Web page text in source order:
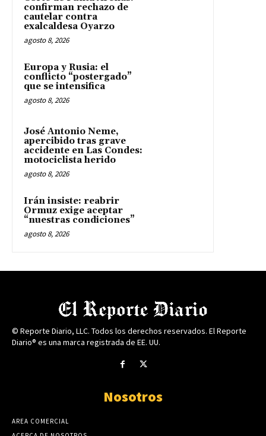
confirman rechazo de
cautelar contra
exalcaldesa Oyarzo
agosto 8, 2026
Europa y Rusia: el
conflicto “postergado”
que se intensifica
agosto 8, 2026
José Antonio Neme,
apercibido tras grave
accidente en Las Condes:
motociclista herido
agosto 8, 2026
Irán insiste: reabrir
Ormuz exige aceptar
“nuestras condiciones”
agosto 8, 2026
© Reporte Diario, LLC. Todos los derechos reservados. El Reporte
Diario® es una marca registrada de EE. UU.
Nosotros
AREA COMERCIAL